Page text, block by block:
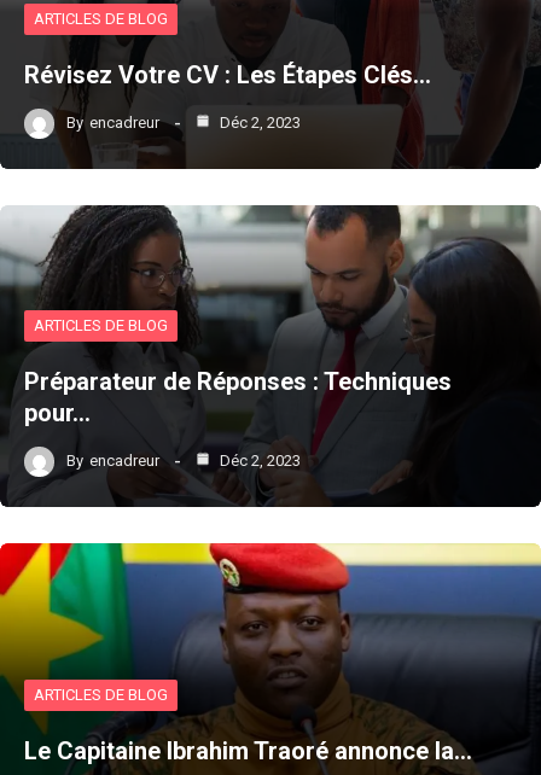
ARTICLES DE BLOG
Révisez Votre CV : Les Étapes Clés…
By encadreur Déc 2, 2023
ARTICLES DE BLOG
Préparateur de Réponses : Techniques
pour…
By encadreur Déc 2, 2023
ARTICLES DE BLOG
Le Capitaine Ibrahim Traoré annonce la…